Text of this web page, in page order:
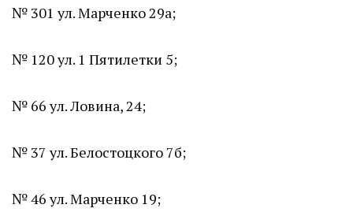
№ 301 ул. Марченко 29а;
№ 120 ул. 1 Пятилетки 5;
№ 66 ул. Ловина, 24;
№ 37 ул. Белостоцкого 7б;
№ 46 ул. Марченко 19;